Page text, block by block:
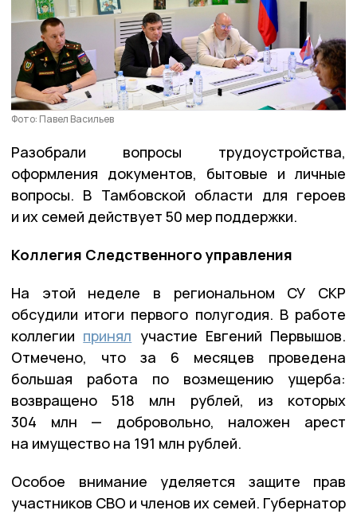
Фото: Павел Васильев
Разобрали вопросы трудоустройства,
оформления документов, бытовые и личные
вопросы. В Тамбовской области для героев
и их семей действует 50 мер поддержки.
Коллегия Следственного управления
На этой неделе в региональном СУ СКР
обсудили итоги первого полугодия. В работе
коллегии принял участие Евгений Первышов.
Отмечено, что за 6 месяцев проведена
большая работа по возмещению ущерба:
возвращено 518 млн рублей, из которых
304 млн — добровольно, наложен арест
на имущество на 191 млн рублей.
Особое внимание уделяется защите прав
участников СВО и членов их семей. Губернатор